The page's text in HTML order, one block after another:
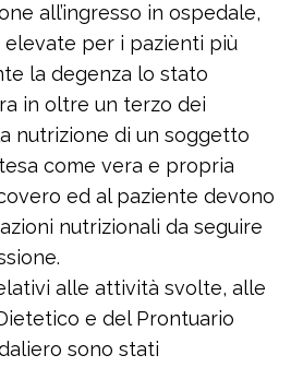
all’ingresso in ospedale,
per i pazienti più
la degenza lo stato
in oltre un terzo dei
nutrizione di un soggetto
come vera e propria
ed al paziente devono
nutrizionali da seguire
alle attività svolte, alle
e del Prontuario
sono stati